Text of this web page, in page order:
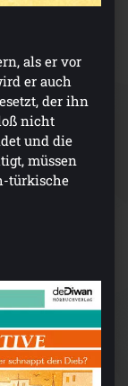
als er vor
er auch
der ihn
nicht
und die
müssen
türkische